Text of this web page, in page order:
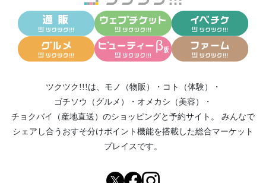
ツクツク!!!は、 モノ（物販） ・ コト（体験）
・
ゴチソウ（グルメ）
・ オメカシ（美容）
・
チョクバイ（産地直送） のショッピングと予約サイト。
みんなで
シェアし合う おすそ分けポイント機能を搭載した総合マーケット
プレイスです。